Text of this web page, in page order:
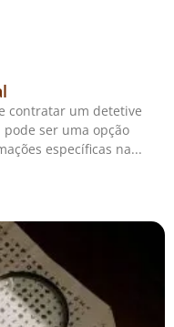
contratar um detetive
ser uma opção
específicas na